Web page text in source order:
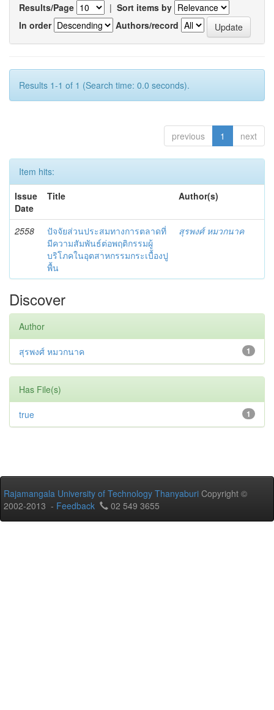
Results/Page | Sort items by
In order
Authors/record
Results 1-1 of 1 (Search time: 0.0 seconds).
previous 1 next
Item hits:
Issue
Date
Title Author(s)
2558
ปัจจัยส่วนประสมทางการตลาดที่
มีความสัมพันธ์ต่อพฤติกรรมผู้
บริโภคในอุตสาหกรรมกระเบื้องปู
พื้น
สุรพงศ์ หมวกนาค
Discover
Author
1
สุรพงศ์ หมวกนาค
Has File(s)
1
true
Rajamangala University of Technology Thanyaburi Copyright ©
2002-2013 - Feedback 02 549 3655